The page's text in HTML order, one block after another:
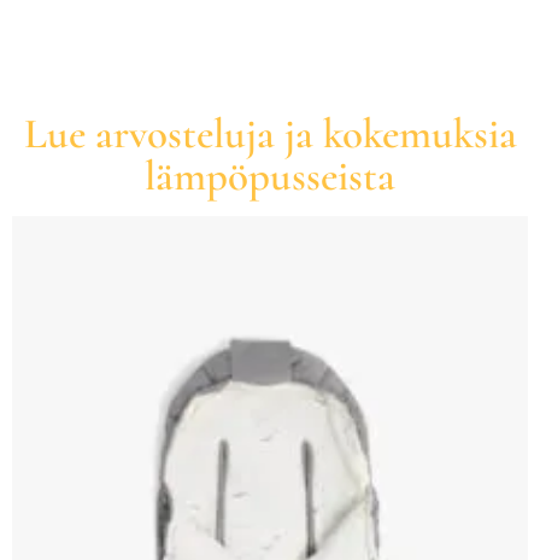
Lue arvosteluja ja kokemuksia
lämpöpusseista